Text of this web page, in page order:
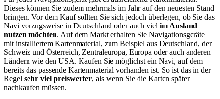
Dieses können Sie zudem mehrmals im Jahr auf den neuesten Stand
bringen. Vor dem Kauf sollten Sie sich jedoch überlegen, ob Sie das
Navi vorzugsweise in Deutschland oder auch viel im Ausland
nutzen möchten. Auf dem Markt erhalten Sie Navigationsgeräte
mit installiertem Kartenmaterial, zum Beispiel aus Deutschland, der
Schweiz und Österreich, Zentraleuropa, Europa oder auch anderen
Ländern wie den USA. Kaufen Sie möglichst ein Navi, auf dem
bereits das passende Kartenmaterial vorhanden ist. So ist das in der
Regel sehr viel preiswerter, als wenn Sie die Karten später
nachkaufen müssen.